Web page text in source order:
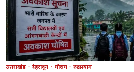
उत्तराखंड देहरादून मौसम रुद्रप्रयाग